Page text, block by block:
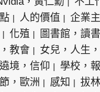
人的價值 企業
化殖
圖書館，讀書
教會
女兒，人生
境，信仰 學校，
，歐洲 感知
拔